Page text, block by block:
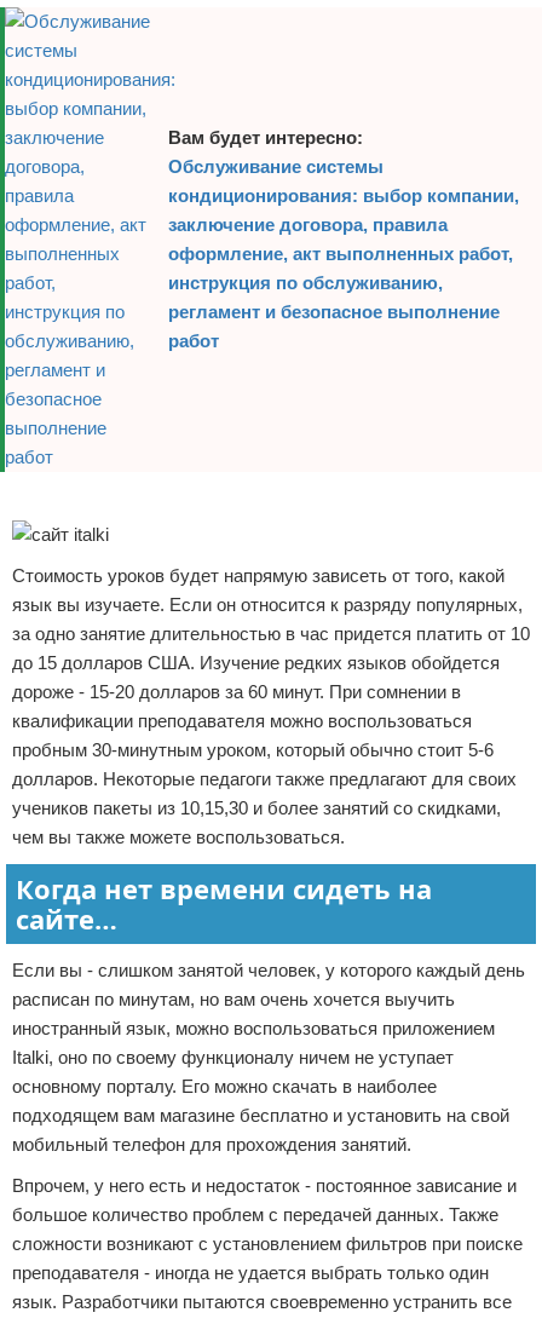
Вам будет интересно:
Обслуживание системы
кондиционирования: выбор компании,
заключение договора, правила
оформление, акт выполненных работ,
инструкция по обслуживанию,
регламент и безопасное выполнение
работ
Стоимость уроков будет напрямую зависеть от того, какой
язык вы изучаете. Если он относится к разряду популярных,
за одно занятие длительностью в час придется платить от 10
до 15 долларов США. Изучение редких языков обойдется
дороже - 15-20 долларов за 60 минут. При сомнении в
квалификации преподавателя можно воспользоваться
пробным 30-минутным уроком, который обычно стоит 5-6
долларов. Некоторые педагоги также предлагают для своих
учеников пакеты из 10,15,30 и более занятий со скидками,
чем вы также можете воспользоваться.
Когда нет времени сидеть на
сайте…
Если вы - слишком занятой человек, у которого каждый день
расписан по минутам, но вам очень хочется выучить
иностранный язык, можно воспользоваться приложением
Italki, оно по своему функционалу ничем не уступает
основному порталу. Его можно скачать в наиболее
подходящем вам магазине бесплатно и установить на свой
мобильный телефон для прохождения занятий.
Впрочем, у него есть и недостаток - постоянное зависание и
большое количество проблем с передачей данных. Также
сложности возникают с установлением фильтров при поиске
преподавателя - иногда не удается выбрать только один
язык. Разработчики пытаются своевременно устранить все